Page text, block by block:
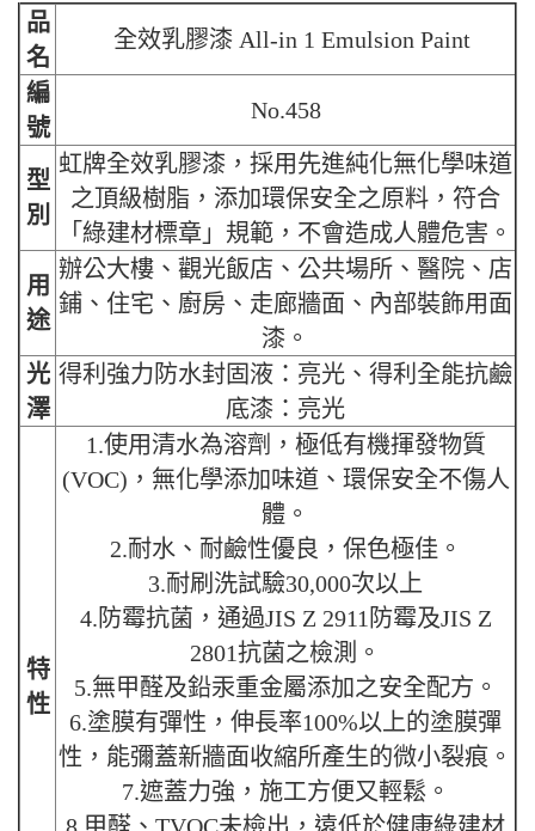
品
名
全效乳膠漆 All-in 1 Emulsion Paint
編
號
No.458
型
別
虹牌全效乳膠漆，採用先進純化無化學味道
之頂級樹脂，添加環保安全之原料，符合
「綠建材標章」規範，不會造成人體危害。
用
途
辦公大樓、觀光飯店、公共場所、醫院、店
鋪、住宅、廚房、走廊牆面、內部裝飾用面
漆。
光
澤
得利強力防水封固液：亮光、得利全能抗鹼
底漆：亮光
特
性
1.使用清水為溶劑，極低有機揮發物質
(VOC)，無化學添加味道、環保安全不傷人
體。
2.耐水、耐鹼性優良，保色極佳。
3.耐刷洗試驗30,000次以上
4.防霉抗菌，通過JIS Z 2911防霉及JIS Z
2801抗菌之檢測。
5.無甲醛及鉛汞重金屬添加之安全配方。
6.塗膜有彈性，伸長率100%以上的塗膜彈
性，能彌蓋新牆面收縮所產生的微小裂痕。
7.遮蓋力強，施工方便又輕鬆。